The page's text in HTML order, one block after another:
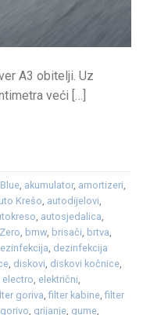
A3 obitelji. Uz
veći […]
akumulator, amortizeri
Krešo autodijelovi
autosjedalica
bmw brisači brtva
dezinfekcija
diskovi diskovi kočnice
electro električni
goriva ,filter kabine ,filter
gorivo grijanje gume